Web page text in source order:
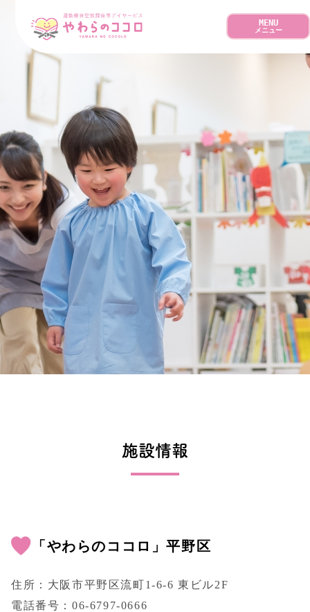
MENU
メニュー
施設情報
「やわらのココロ」平野区
住所：大阪市平野区流町1-6-6 東ビル2F
電話番号： 06-6797-0666